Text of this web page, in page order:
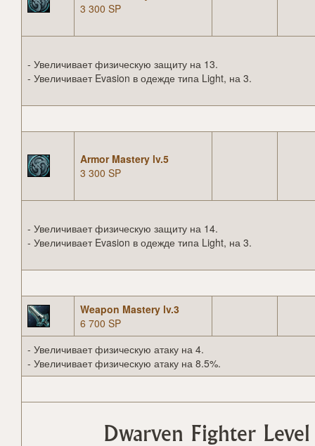
3 300 SP
- Увеличивает физическую защиту на 13.
- Увеличивает Evasion в одежде типа Light, на 3.
Armor Mastery lv.5
3 300 SP
- Увеличивает физическую защиту на 14.
- Увеличивает Evasion в одежде типа Light, на 3.
Weapon Mastery lv.3
6 700 SP
- Увеличивает физическую атаку на 4.
- Увеличивает физическую атаку на 8.5%.
Dwarven Fighter